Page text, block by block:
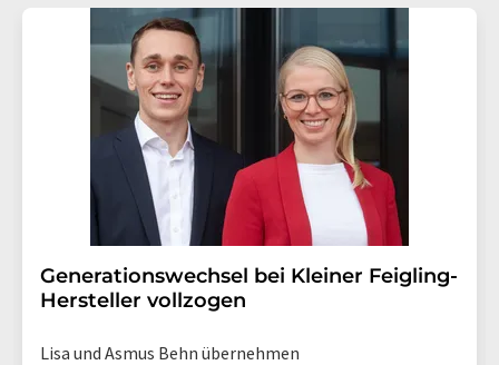
Generationswechsel bei Kleiner Feigling-
Hersteller vollzogen
Lisa und Asmus Behn übernehmen